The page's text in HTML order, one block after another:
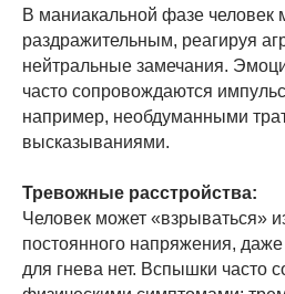
В маниакальной фазе человек
раздражительным, реагируя
нейтральные замечания.
часто сопровождаются
например, необдуманными
высказываниями.
Тревожные расстройства:
Человек может «взрываться»
постоянного напряжения,
для гнева нет. Вспышки часто